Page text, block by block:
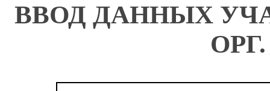
ВВОД ДАННЫХ